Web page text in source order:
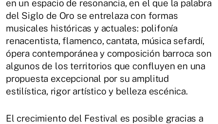
en un espacio de resonancia, en el que la palabra
del Siglo de Oro se entrelaza con formas
musicales históricas y actuales: polifonía
renacentista, flamenco, cantata, música sefardí,
ópera contemporánea y composición barroca son
algunos de los territorios que confluyen en una
propuesta excepcional por su amplitud
estilística, rigor artístico y belleza escénica.
El crecimiento del Festival es posible gracias a